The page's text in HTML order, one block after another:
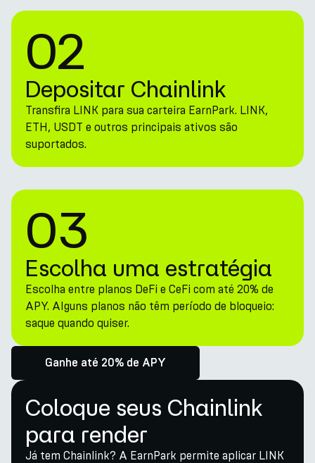
02
Depositar Chainlink
Transfira LINK para sua carteira EarnPark. LINK,
ETH, USDT e outros principais ativos são
suportados.
03
Escolha uma estratégia
Escolha entre planos DeFi e CeFi com até 20% de
APY. Alguns planos não têm período de bloqueio:
saque quando quiser.
Ganhe até 20% de APY
Coloque seus Chainlink
para render
Já tem Chainlink? A EarnPark permite aplicar LINK